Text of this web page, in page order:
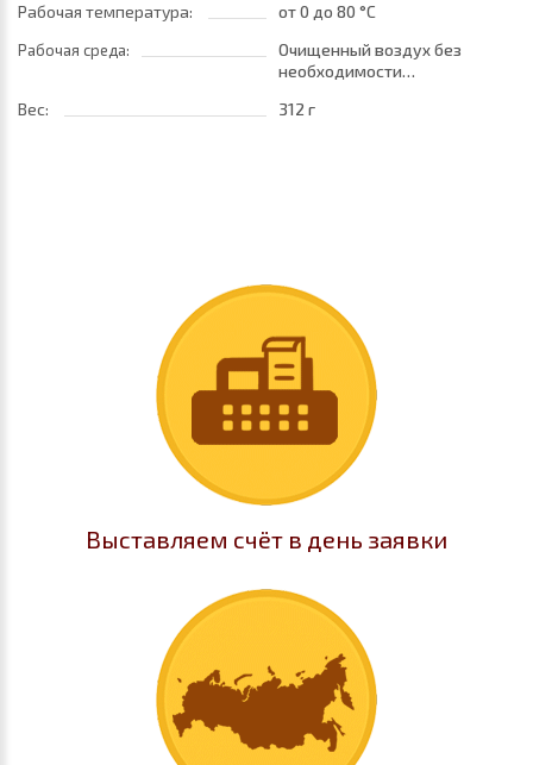
Рабочая температура:
от 0 до 80 °C
Рабочая среда:
Очищенный воздух без
необходимости
установка центробежного
Вес: 312 г
Выставляем счёт в день заявки